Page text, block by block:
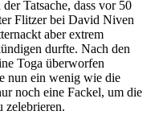
Tatsache, dass vor 50
Flitzer bei David Niven
aber extrem
durfte. Nach den
Toga überworfen
nun ein wenig wie die
noch eine Fackel, um die
zelebrieren.